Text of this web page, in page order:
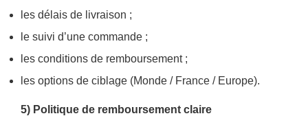
les délais de livraison ;
le suivi d’une commande ;
les conditions de remboursement ;
les options de ciblage (Monde / France / Europe).
5) Politique de remboursement claire